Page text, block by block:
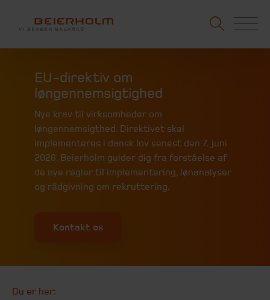
EU-direktiv om
løngennemsigtighed
Nye krav til virksomheder om
løngennemsigthed. Direktivet skal
implementeres i dansk lov senest den 7. juni
2026. Beierholm guider dig fra forståelse af
de nye regler til implementering, lønanalyser
og rådgivning om rekruttering.
Kontakt os
Du er her: